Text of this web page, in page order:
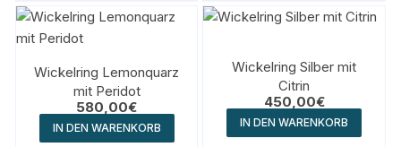
Wickelring Lemonquarz
mit Peridot
580,00€
IN DEN WARENKORB
Wickelring Silber mit
Citrin
450,00€
IN DEN WARENKORB